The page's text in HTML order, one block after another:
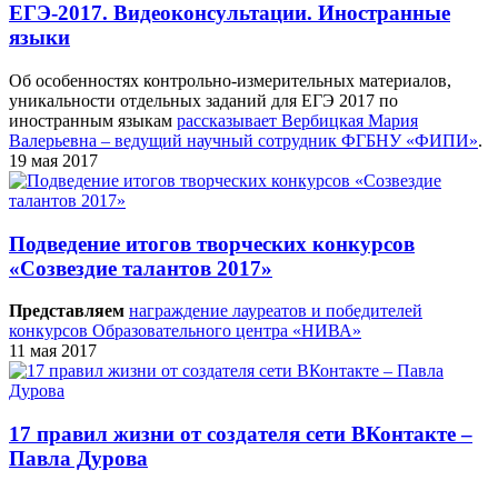
ЕГЭ-2017. Видеоконсультации. Иностранные
языки
Об особенностях контрольно-измерительных материалов,
уникальности отдельных заданий для ЕГЭ 2017 по
иностранным языкам рассказывает Вербицкая Мария
Валерьевна – ведущий научный сотрудник ФГБНУ «ФИПИ».
19 мая 2017
Подведение итогов творческих конкурсов
«Созвездие талантов 2017»
Представляем награждение лауреатов и победителей
конкурсов Образовательного центра «НИВА»
11 мая 2017
17 правил жизни от создателя сети ВКонтакте –
Павла Дурова